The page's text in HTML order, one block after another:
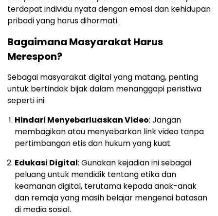
terdapat individu nyata dengan emosi dan kehidupan
pribadi yang harus dihormati.
Bagaimana Masyarakat Harus
Merespon?
Sebagai masyarakat digital yang matang, penting
untuk bertindak bijak dalam menanggapi peristiwa
seperti ini:
Hindari Menyebarluaskan Video: Jangan
membagikan atau menyebarkan link video tanpa
pertimbangan etis dan hukum yang kuat.
Edukasi Digital: Gunakan kejadian ini sebagai
peluang untuk mendidik tentang etika dan
keamanan digital, terutama kepada anak-anak
dan remaja yang masih belajar mengenai batasan
di media sosial.